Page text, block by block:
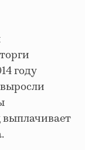
году